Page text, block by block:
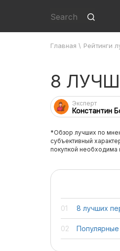
Главная \ Рейтинги
8
Эксперт
Константин
*Обзор лучших по
субъективный
покупкой необходима
8 лучших